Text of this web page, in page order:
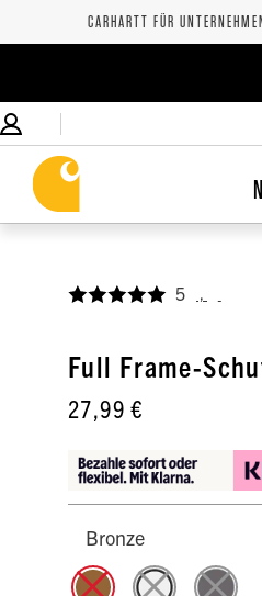
CARHARTT FÜR
5
Full Frame-
27,99 €
Bronze